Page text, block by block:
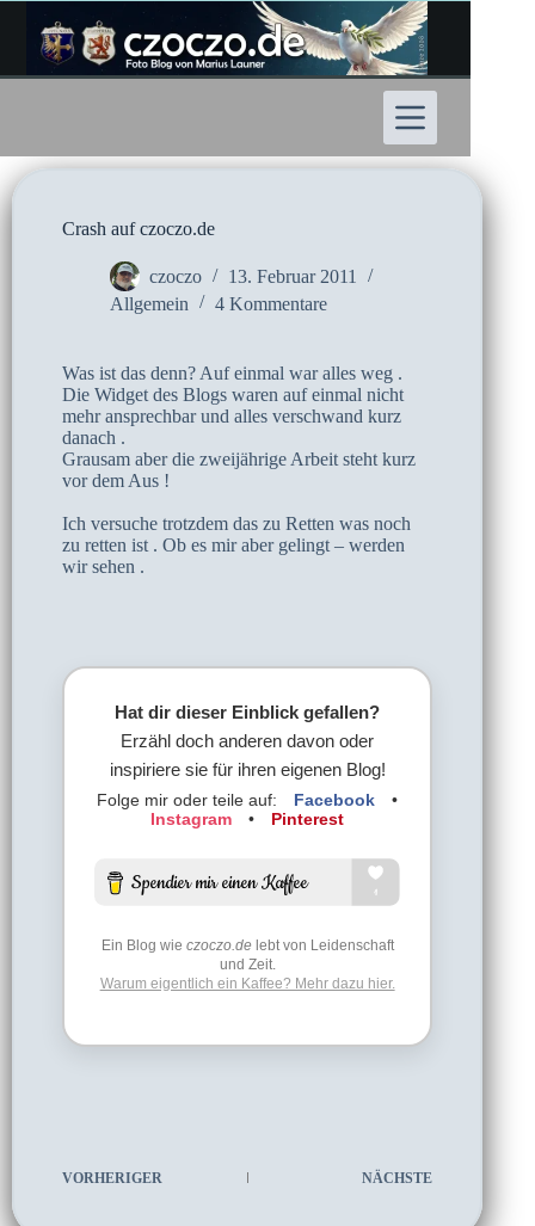
Inhalt
springen
Crash auf czoczo.de
czoczo
13. Februar 2011
Allgemein
4 Kommentare
Was ist das denn? Auf einmal war alles weg .
Die Widget des Blogs waren auf einmal nicht
mehr ansprechbar und alles verschwand kurz
danach .
Grausam aber die zweijährige Arbeit steht kurz
vor dem Aus !
Ich versuche trotzdem das zu Retten was noch
zu retten ist . Ob es mir aber gelingt – werden
wir sehen .
Hat dir dieser Einblick gefallen?
Erzähl doch anderen davon oder
inspiriere sie für ihren eigenen Blog!
Folge mir oder teile auf: Facebook
•
Instagram
• Pinterest
Ein Blog wie czoczo.delebt von Leidenschaft
und Zeit.
Warum eigentlich ein Kaffee? Mehr dazu hier.
VORHERIGER NÄCHSTE